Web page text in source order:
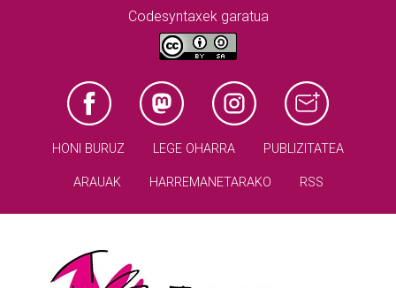
Codesyntaxek garatua
HONI BURUZ LEGE OHARRA PUBLIZITATEA
ARAUAK HARREMANETARAKO RSS